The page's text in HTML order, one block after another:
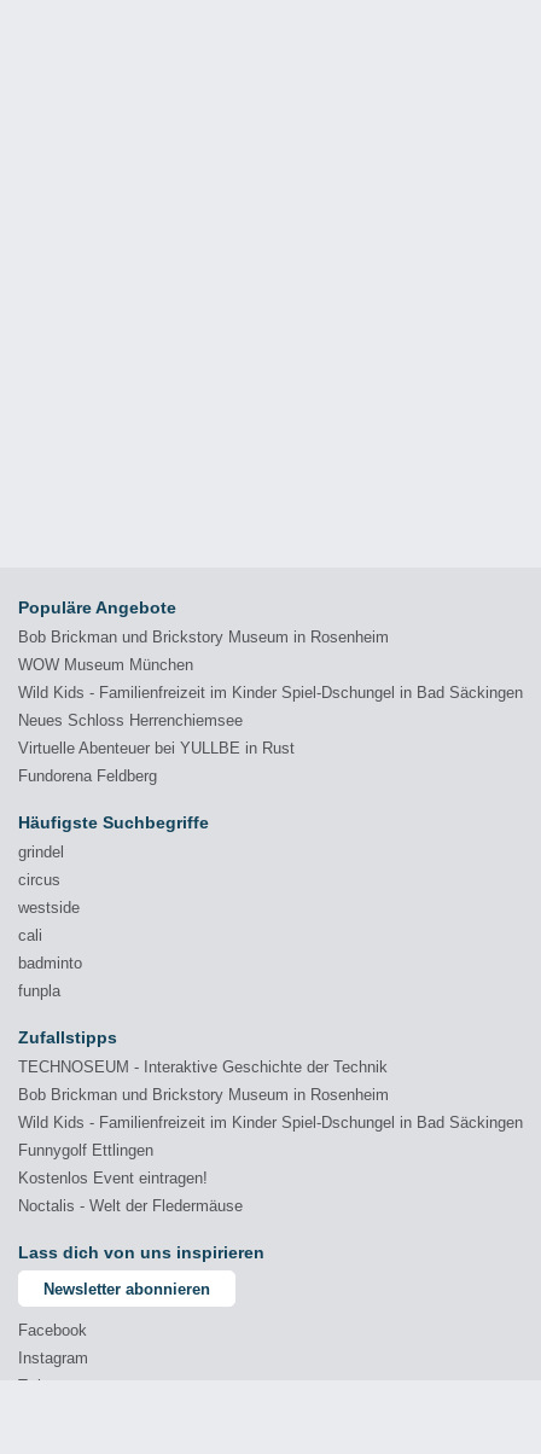
Populäre Angebote
Bob Brickman und Brickstory Museum in Rosenheim
WOW Museum München
Wild Kids - Familienfreizeit im Kinder Spiel-Dschungel in Bad Säckingen
Neues Schloss Herrenchiemsee
Virtuelle Abenteuer bei YULLBE in Rust
Fundorena Feldberg
Häufigste Suchbegriffe
grindel
circus
westside
cali
badminto
funpla
Zufallstipps
TECHNOSEUM - Interaktive Geschichte der Technik
Bob Brickman und Brickstory Museum in Rosenheim
Wild Kids - Familienfreizeit im Kinder Spiel-Dschungel in Bad Säckingen
Funnygolf Ettlingen
Kostenlos Event eintragen!
Noctalis - Welt der Fledermäuse
Lass dich von uns inspirieren
Newsletter abonnieren
Facebook
Instagram
Twitter